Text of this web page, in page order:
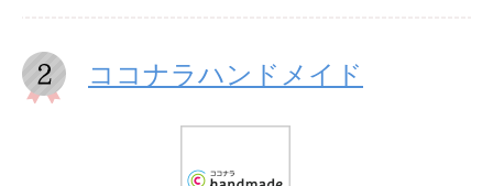
ココナラハンドメイド